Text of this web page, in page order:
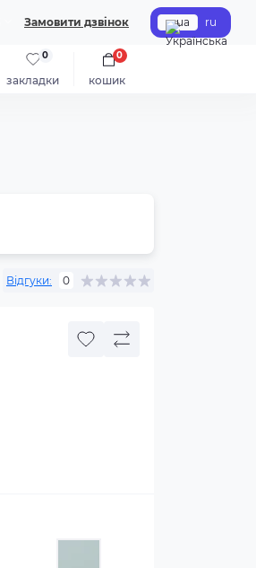
Замовити дзвінок ua ru
закладки
0
кошик
0
Відгуки: 0